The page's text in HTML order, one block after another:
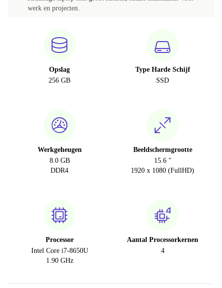
werk en projecten.
Opslag
256 GB
Type Harde Schijf
SSD
Werkgeheugen
8.0 GB
DDR4
Beeldschermgrootte
15.6 "
1920 x 1080 (FullHD)
Processor
Intel Core i7-8650U
1.90 GHz
Aantal Processorkernen
4